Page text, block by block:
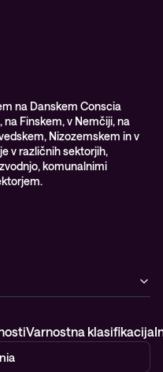
na Danskem Conscia
na Finskem, v Nemčiji, na
Nizozemskem in v
v različnih sektorjih,
komunalnimi
Varnostna klasifikacija